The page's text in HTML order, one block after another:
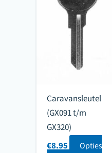
Caravansleutel
(GX091 t/m
GX320)
€8.95
Opties